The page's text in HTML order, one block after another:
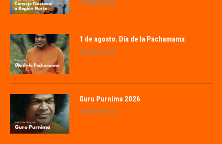
02/08/2026
1 de agosto. Día de la Pachamama
01/08/2026
Guru Purnima 2026
29/07/2026